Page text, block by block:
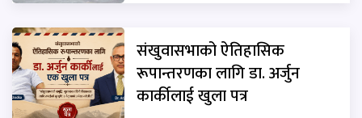
संखुवासभाको ऐतिहासिक
रूपान्तरणका लागि डा. अर्जुन
कार्कीलाई खुला पत्र